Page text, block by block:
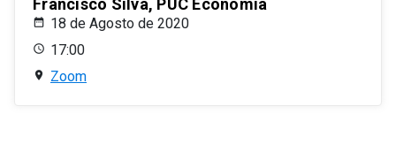
Francisco Silva, PUC Economía
18 de Agosto de 2020
17:00
Zoom